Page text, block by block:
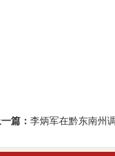
一篇： 李炳军在黔东南州